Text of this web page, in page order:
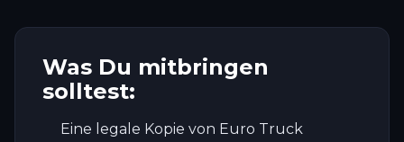
Was Du mitbringen
solltest:
Eine legale Kopie von Euro Truck